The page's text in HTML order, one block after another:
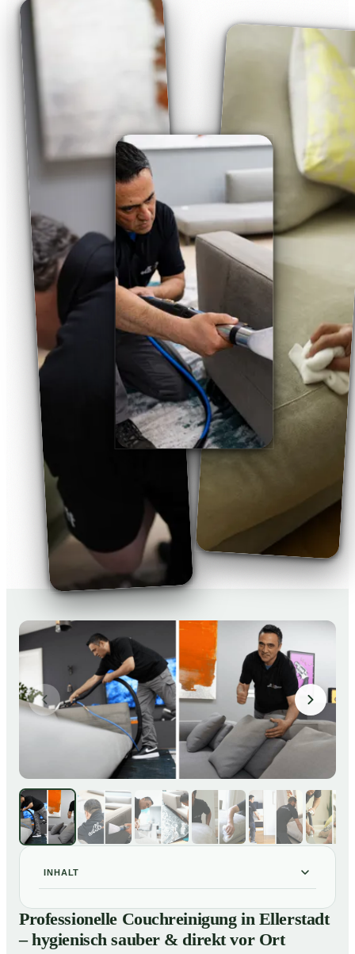
INHALT
01 Professionelle Couchreinigung in Ellerstadt –
hygienisch sauber & direkt vor Ort
Professionelle Couchreinigung in Ellerstadt
– hygienisch sauber & direkt vor Ort